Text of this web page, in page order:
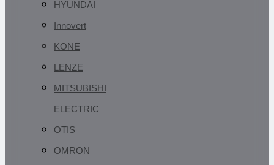
HYUNDAI
Innovert
KONE
LENZE
MITSUBISHI
ELECTRIC
OTIS
OMRON